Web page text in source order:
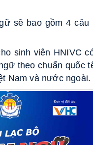
sẽ bao gồm 4
sinh viên HNIVC
theo chuẩn quốc
Nam và nước ngoài.